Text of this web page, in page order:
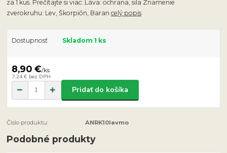
za 1 kus. Prečítajte si viac: Láva: ochrana, sila Znamenie
zverokruhu: Lev, Škorpión, Barancelý popis
Dostupnosť Skladom 1 ks
8,90 €/ks
7,24 € bez DPH
Pridať do košíka
Číslo produktu: ANRK10lavmo
Podobné produkty